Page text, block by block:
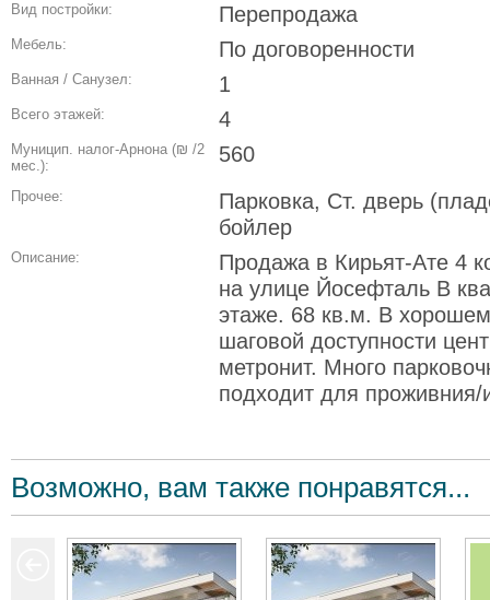
Вид постройки: Перепродажа
Мебель: По договоренности
Ванная / Санузел: 1
Всего этажей: 4
Муницип. налог-Арнона (₪ /2
мес.):
560
Прочее:
Парковка, Ст. дверь
бойлер
Описание:
Продажа в Кирьят-Ате 4
на улице Йосефталь В
этаже. 68 кв.м. В
шаговой доступности
метронит. Много
подходит для проживния/
Возможно, вам также понравятся...